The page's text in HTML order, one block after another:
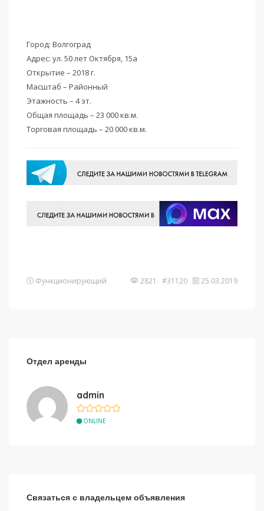
Город: Волгоград
Адрес: ул. 50 лет Октября, 15а
Открытие – 2018 г.
Масштаб – Районный
Этажность – 4 эт.
Общая площадь – 23 000 кв.м.
Торговая площадь – 20 000 кв.м.
Функционирующий 2821 #31120 25.03.2019
Отдел аренды
admin
ONLINE
Связаться с владельцем объявления